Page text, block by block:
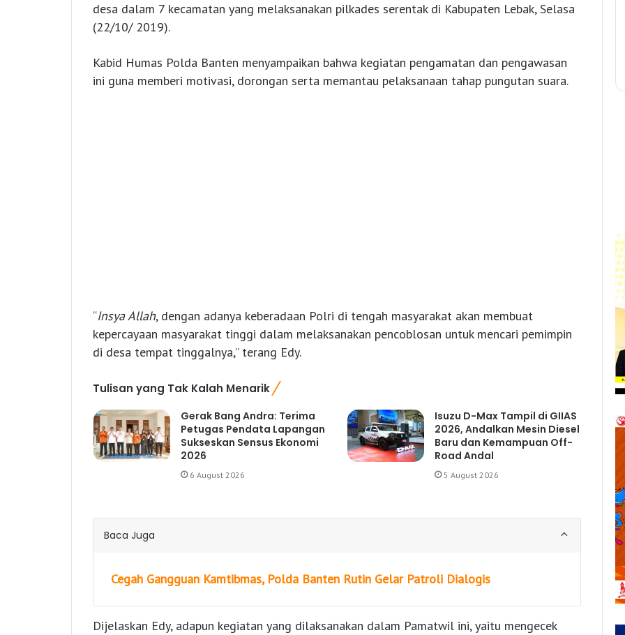
desa dalam 7 kecamatan yang melaksanakan pilkades serentak di Kabupaten Lebak, Selasa
(22/10/ 2019).
Kabid Humas Polda Banten menyampaikan bahwa kegiatan pengamatan dan pengawasan
ini guna memberi motivasi, dorongan serta memantau pelaksanaan tahap pungutan suara.
“Insya Allah, dengan adanya keberadaan Polri di tengah masyarakat akan membuat
kepercayaan masyarakat tinggi dalam melaksanakan pencoblosan untuk mencari pemimpin
di desa tempat tinggalnya,” terang Edy.
Tulisan yang Tak Kalah Menarik
Gerak Bang Andra: Terima
Petugas Pendata Lapangan
Sukseskan Sensus Ekonomi
2026
6 August 2026
Isuzu D-Max Tampil di GIIAS
2026, Andalkan Mesin Diesel
Baru dan Kemampuan Off-
Road Andal
5 August 2026
Baca Juga
Cegah Gangguan Kamtibmas, Polda Banten Rutin Gelar Patroli Dialogis
Dijelaskan Edy, adapun kegiatan yang dilaksanakan dalam Pamatwil ini, yaitu mengecek